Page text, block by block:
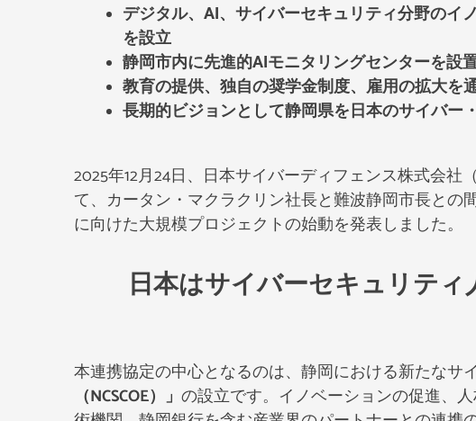
デジタル、AI、サイバーセキュリティ分野のイ
を設立
静岡市内に先進的AIモニタリングセンターを設
教育の提供、独自の奨学金制度、雇用の拡大を
長期的ビジョンとして静岡県を日本のサイバー
2025年12月24日、日本サイバーディフェンス株式会
て、カータン・マクラクリン社長と難波静岡市長と
に向けた大規模プロジェクトの始動を発表しました。
日本はサイバーセキュリティ
本連携協定の中心となるのは、静岡における新たなサ
（NCSCOE）」 の設立です。イノベーションの促進、